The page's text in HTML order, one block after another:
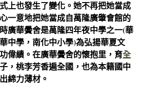
上也發生了變化。她不再把她當成
一意地把她當成自萬隆廣肇會館的
廣華黌舍是萬隆四年夜中學之一(華
中學，南化中小學)為弘揚華夏文
偉績。在廣華黌舍的懷抱里，育全
，桃李芳香遍全國，也為本籍國中
綿力薄材。